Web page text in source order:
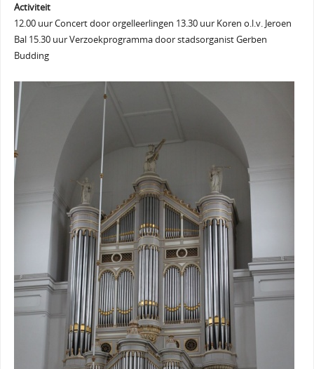
Activiteit
12.00 uur Concert door orgelleerlingen 13.30 uur Koren o.l.v. Jeroen
Bal 15.30 uur Verzoekprogramma door stadsorganist Gerben
Budding